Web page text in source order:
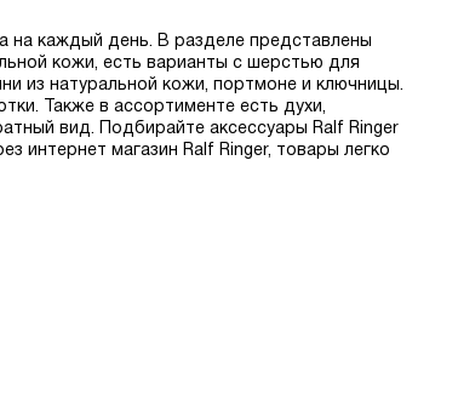
на каждый день. В разделе представлены
кожи, есть варианты с шерстью для
из натуральной кожи, портмоне и ключницы.
Также в ассортименте есть духи,
вид. Подбирайте аксессуары Ralf Ringer
интернет магазин Ralf Ringer, товары легко